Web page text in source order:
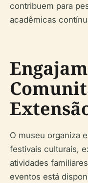
contribuem para
acadêmicas
O museu organiza
festivais culturais,
atividades
eventos está